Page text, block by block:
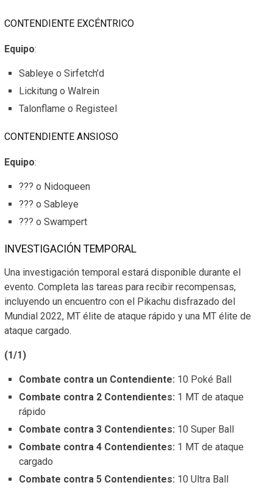
CONTENDIENTE EXCÉNTRICO
Equipo:
Sableye o Sirfetch’d
Lickitung o Walrein
Talonflame o Registeel
CONTENDIENTE ANSIOSO
Equipo:
??? o Nidoqueen
??? o Sableye
??? o Swampert
INVESTIGACIÓN TEMPORAL
Una investigación temporal estará disponible durante el
evento. Completa las tareas para recibir recompensas,
incluyendo un encuentro con el Pikachu disfrazado del
Mundial 2022, MT élite de ataque rápido y una MT élite de
ataque cargado.
(1/1)
Combate contra un Contendiente: 10 Poké Ball
Combate contra 2 Contendientes: 1 MT de ataque
rápido
Combate contra 3 Contendientes: 10 Super Ball
Combate contra 4 Contendientes: 1 MT de ataque
cargado
Combate contra 5 Contendientes: 10 Ultra Ball